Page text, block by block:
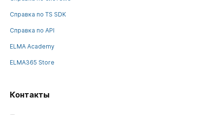
Справка по TS SDK
Справка по API
ELMA Academy
ELMA365 Store
Контакты